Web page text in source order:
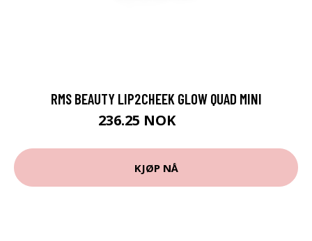
RMS BEAUTY LIP2CHEEK GLOW QUAD MINI
236.25 NOK
KJØP NÅ